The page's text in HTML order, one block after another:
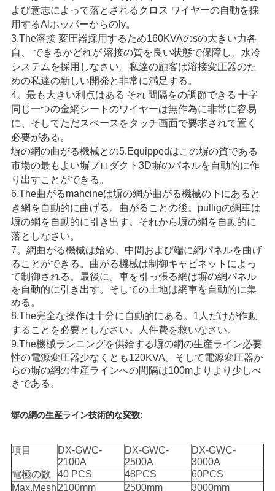
引
用
を
要
求
し
な
さ
い
地
図
PRIVACY
POLICY
よび意志によって落とされるクロス ワイヤーの自動を採
用するAl ホッパーからのly。
3.The溶接 変圧器採用するため160KVAのsの大きい力各
自、
できるかどれが溶接の質を良い状態で保障し、水冷
システムを採用しなさい。私達の顧客は溶接変圧器のた
めの私達の新しい開発と非常に満足する。
4。 最も大きい利点はある それ 間隔をの調節できる 十字
同じ一つの金網シートのワイヤーは無作為に非常に容易
に、そしてただスペースをタッチ画面で要求されて置く
必要がある。
塀の網の曲がる機械との5.Equippedはこの塀の質である
市場の最もよい塀プロダクト3D塀のパネルを自動的に作
り出すことができる。
6.The曲がるmahcineは塀の網が曲がる機械の下にあると
き網を自動的に曲げる。曲がることの後。pulligの網車は
塀の網を自動的に引き出す。それから塀の網を自動的に
落としなさい。
7。 網曲がる機械は始め、中間および端に網パネルを曲げ
ることができる。曲がる機械は制御キャビネットによっ
て制御される。最後に。車を引っ張る網は塀の網パネル
を自動的に引き出す。そしての土地は網車を自動的に集
める。
8.The完全な操作は十分に自動的にある。1人だけが作動
することを必要としなさい。人件費を救いなさい。
9.The機械ランニングを供給する塀の網の生産ライン必要
性の電源変圧器少なくとも120KVA。そして電源変圧器か
らの塀の網の生産ラインへの間隔は100mよりより少しべ
きである。
塀の網の生産ライン技術的な変数:
項目
DX-GWC-
2100A
DX-GWC-
2500A
DX-GWC-
3000A
電極の数
40 PCS 48PCS
60PCS
Max.Mesh2100mm 2500mm 3000mm